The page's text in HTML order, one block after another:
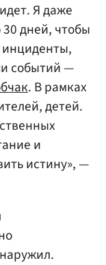
Я даже
дней, чтобы
инциденты,
событий —
. В рамках
детей.
и
истину», —